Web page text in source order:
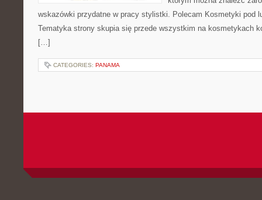
wskazówki przydatne w pracy stylistki. Polecam Kosmetyki pod
Tematyka strony skupia się przede wszystkim na kosmetykach
[…]
CATEGORIES: PANAMA